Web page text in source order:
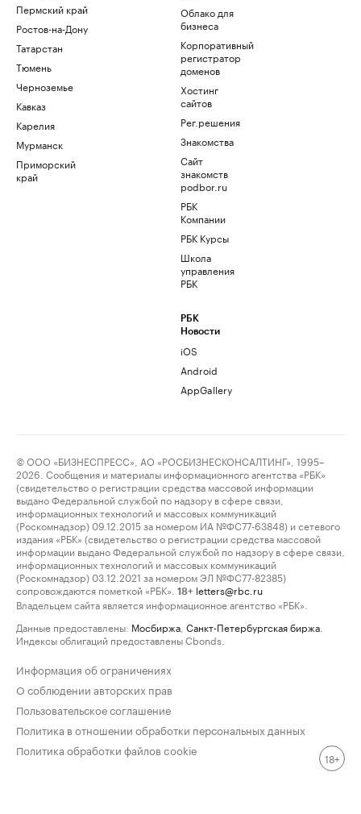
Пермский край
Ростов-на-Дону
Татарстан
Тюмень
Черноземье
Кавказ
Карелия
Мурманск
Приморский
край
Облако для
бизнеса
Корпоративный
регистратор
доменов
Хостинг
сайтов
Рег.решения
Знакомства
Сайт
знакомств
podbor.ru
РБК
Компании
РБК Курсы
Школа
управления
РБК
РБК
Новости
iOS
Android
AppGallery
© ООО «БИЗНЕСПРЕСС», АО «РОСБИЗНЕСКОНСАЛТИНГ», 1995–
2026. Сообщения и материалы информационного агентства «РБК»
(свидетельство о регистрации средства массовой информации
выдано Федеральной службой по надзору в сфере связи,
информационных технологий и массовых коммуникаций
(Роскомнадзор) 09.12.2015 за номером ИА №ФС77-63848) и сетевого
издания «РБК» (свидетельство о регистрации средства массовой
информации выдано Федеральной службой по надзору в сфере связи,
информационных технологий и массовых коммуникаций
(Роскомнадзор) 03.12.2021 за номером ЭЛ №ФС77-82385)
сопровождаются пометкой «РБК».
18+ letters@rbc.ru
Владельцем сайта является информационное агентство «РБК».
Данные предоставлены: Мосбиржа Санкт-Петербургская биржа
Индексы облигаций предоставлены Cbonds.
Информация об ограничениях
О соблюдении авторских прав
Пользовательское соглашение
Политика в отношении обработки персональных данных
Политика обработки файлов cookie
18+